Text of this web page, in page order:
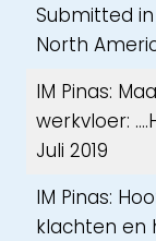
Submitted
North
IM Pinas:
werkvloer:
Juli 2019
IM Pinas:
klachten en